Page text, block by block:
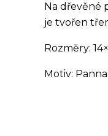
Na dřevěné
je tvořen
Rozměry:
Motiv: